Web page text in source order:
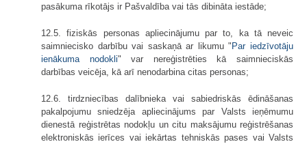
pasākuma rīkotājs ir Pašvaldība vai tās dibināta iestāde;
12.5. fiziskās personas apliecinājumu par to, ka tā neveic
saimniecisko darbību vai saskaņā ar likumu " Par iedzīvotāju
ienākuma nodokli" var nereģistrēties kā saimnieciskās
darbības veicēja, kā arī nenodarbina citas personas;
12.6. tirdzniecības dalībnieka vai sabiedriskās ēdināšanas
pakalpojumu sniedzēja apliecinājums par Valsts ieņēmumu
dienestā reģistrētas nodokļu un citu maksājumu reģistrēšanas
elektroniskās ierīces vai iekārtas tehniskās pases vai Valsts